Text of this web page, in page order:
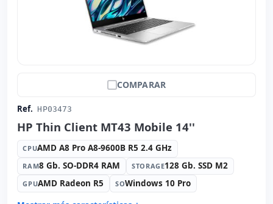
COMPARAR
Ref. HP03473
HP Thin Client MT43 Mobile 14''
CPUAMD A8 Pro A8-9600B R5 2.4 GHz
RAM8 Gb. SO-DDR4 RAM STORAGE128 Gb. SSD M2
GPUAMD Radeon R5 SOWindows 10 Pro